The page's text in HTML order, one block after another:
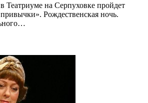
в Театриуме на Серпуховке пройдет
Рождественская ночь.